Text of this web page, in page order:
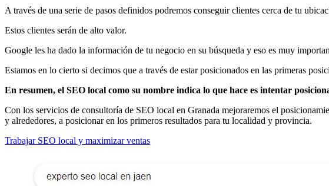
A través de una serie de pasos definidos podremos conseguir clientes cerca de tu
Estos clientes serán de alto valor.
Google les ha dado la información de tu negocio en su búsqueda y eso es muy
Estamos en lo cierto si decimos que a través de estar posicionados en las primeras
En resumen, el SEO local como su nombre indica lo que hace es intentar
Con los servicios de consultoría de SEO local en Granada mejoraremos el
y alrededores, a posicionar en los primeros resultados para tu localidad y provincia.
Trabajar SEO local y maximizar ventas